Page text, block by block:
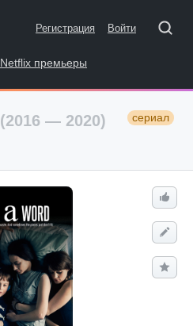
Регистрация Войти
Netflix премьеры
(2016 — 2020) сериал